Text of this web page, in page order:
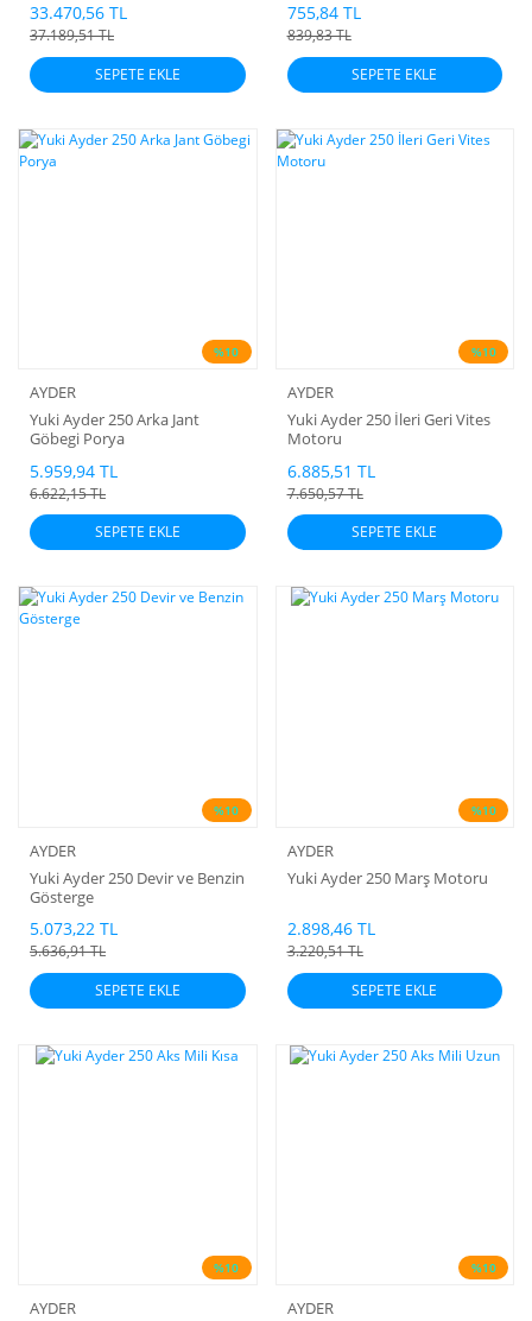
33.470,56 TL
37.189,51 TL
SEPETE EKLE
755,84 TL
839,83 TL
SEPETE EKLE
%10
AYDER
Yuki Ayder 250 Arka Jant
Göbegi Porya
5.959,94 TL
6.622,15 TL
SEPETE EKLE
%10
AYDER
Yuki Ayder 250 İleri Geri Vites
Motoru
6.885,51 TL
7.650,57 TL
SEPETE EKLE
%10
AYDER
Yuki Ayder 250 Devir ve Benzin
Gösterge
5.073,22 TL
5.636,91 TL
SEPETE EKLE
%10
AYDER
Yuki Ayder 250 Marş Motoru
2.898,46 TL
3.220,51 TL
SEPETE EKLE
%10
AYDER
%10
AYDER